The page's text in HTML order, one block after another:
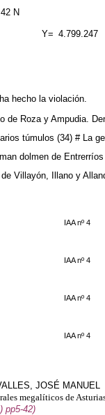
N
Y= 4.799.247
hecho la violación.
de Roza y Ampudia.
túmulos (34) # La
dolmen de
Villayón, Illano y
IAA nº 4
IAA nº 4
IAA nº 4
IAA nº 4
JOSÉ MANUEL
megalíticos de
pp5-42)